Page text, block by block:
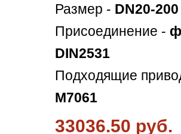
Размер - DN20-200
Присоединение -
DIN2531
Подходящие
M7061
33036.50 руб.